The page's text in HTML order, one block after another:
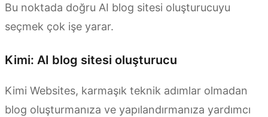
Bu noktada doğru AI blog sitesi oluşturucuyu
seçmek çok işe yarar.
Kimi: AI blog sitesi oluşturucu
Kimi Websites, karmaşık teknik adımlar olmadan
blog oluşturmanıza ve yapılandırmanıza yardımcı